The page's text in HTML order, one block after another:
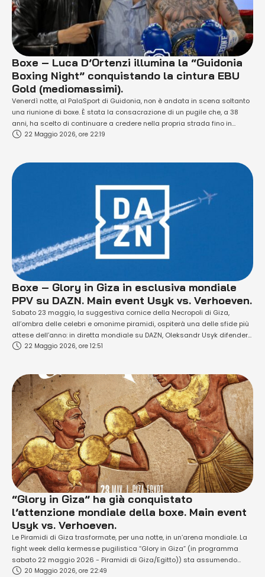
Boxe – Luca D’Ortenzi illumina la “Guidonia
Boxing Night” conquistando la cintura EBU
Gold (mediomassimi).
Venerdì notte, al PalaSport di Guidonia, non è andata in scena soltanto
una riunione di boxe. È stata la consacrazione di un pugile che, a 38
anni, ha scelto di continuare a credere nella propria strada fino in
fondo. Luca D'Ortenzi (21-4-0) ha conquistato il titolo EBU Gold dei
22 Maggio 2026, ore 22:19
Boxe – Glory in Giza in esclusiva mondiale
PPV su DAZN. Main event Usyk vs. Verhoeven.
Sabato 23 maggio, la suggestiva cornice della Necropoli di Giza,
all’ombra delle celebri e omonime piramidi, ospiterà una delle sfide più
attese dell’anno: in diretta mondiale su DAZN, Oleksandr Usyk difenderà
il Titolo Mondiale WBC dei Pesi Massimi contro il contendente
trasmessa in …
22 Maggio 2026, ore 12:51
“Glory in Giza” ha già conquistato
l’attenzione mondiale della boxe. Main event
Usyk vs. Verhoeven.
Le Piramidi di Giza trasformate, per una notte, in un’arena mondiale. La
fight week della kermesse pugilistica “Glory in Giza” (in programma
sabato 22 maggio 2026 - Piramidi di Giza/Egitto)) sta assumendo
dimensioni che vanno oltre la semplice boxe, entrando nel territorio dei
20 Maggio 2026, ore 22:49